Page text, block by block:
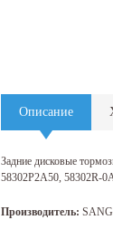
Описание
Задние дисковые
58302P2A50, 58302R-
Производитель: